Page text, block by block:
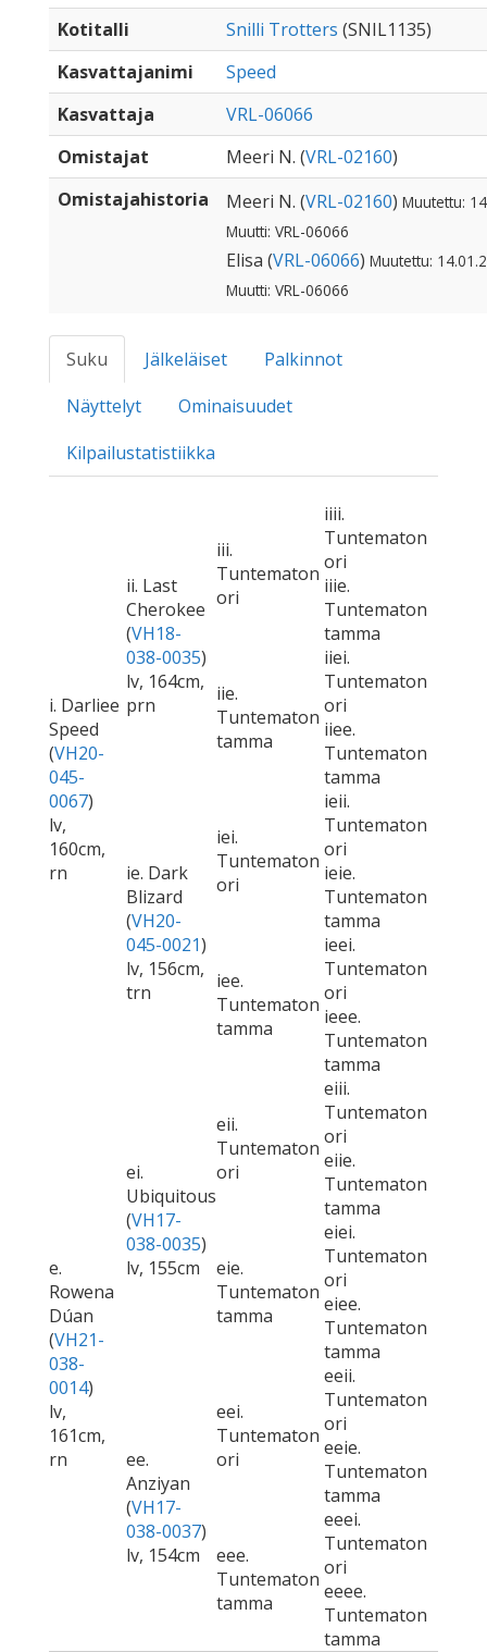
Kotitalli
Snilli Trotters (SNIL1135)
Kasvattajanimi
Speed
Kasvattaja
VRL-06066
Omistajat
Meeri N. (VRL-02160)
Omistajahistoria
Meeri N. (VRL-02160) Muutettu:
Muutti: VRL-06066
Elisa (VRL-06066) Muutettu:
Muutti: VRL-06066
Suku Jälkeläiset
Palkinnot
Näyttelyt
Ominaisuudet
Kilpailustatistiikka
i. Darliee
Speed
(VH20-
045-
0067)
lv,
160cm,
rn
ii. Last
Cherokee
(VH18-
038-0035)
lv, 164cm,
prn
iii.
Tuntematon
ori
iiii.
Tuntematon
ori
iiie.
Tuntematon
tamma
iie.
Tuntematon
tamma
iiei.
Tuntematon
ori
iiee.
Tuntematon
tamma
ie. Dark
Blizard
(VH20-
045-0021)
lv, 156cm,
trn
iei.
Tuntematon
ori
ieii.
Tuntematon
ori
ieie.
Tuntematon
tamma
iee.
Tuntematon
tamma
ieei.
Tuntematon
ori
ieee.
Tuntematon
tamma
e.
Rowena
Dúan
(VH21-
038-
0014)
lv,
161cm,
rn
ei.
Ubiquitous
(VH17-
038-0035)
lv, 155cm
eii.
Tuntematon
ori
eiii.
Tuntematon
ori
eiie.
Tuntematon
tamma
eie.
Tuntematon
tamma
eiei.
Tuntematon
ori
eiee.
Tuntematon
tamma
ee.
Anziyan
(VH17-
038-0037)
lv, 154cm
eei.
Tuntematon
ori
eeii.
Tuntematon
ori
eeie.
Tuntematon
tamma
eee.
Tuntematon
tamma
eeei.
Tuntematon
ori
eeee.
Tuntematon
tamma